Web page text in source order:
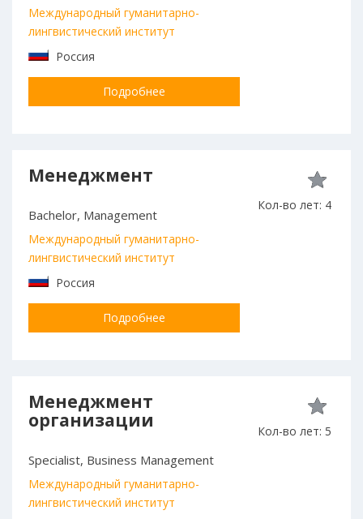
Международный гуманитарно-
лингвистический институт
Россия
Подробнее
Менеджмент
Bachelor, Management
Международный гуманитарно-
лингвистический институт
Россия
Подробнее
Кол-во лет: 4
Менеджмент
организации
Specialist, Business Management
Международный гуманитарно-
лингвистический институт
Кол-во лет: 5